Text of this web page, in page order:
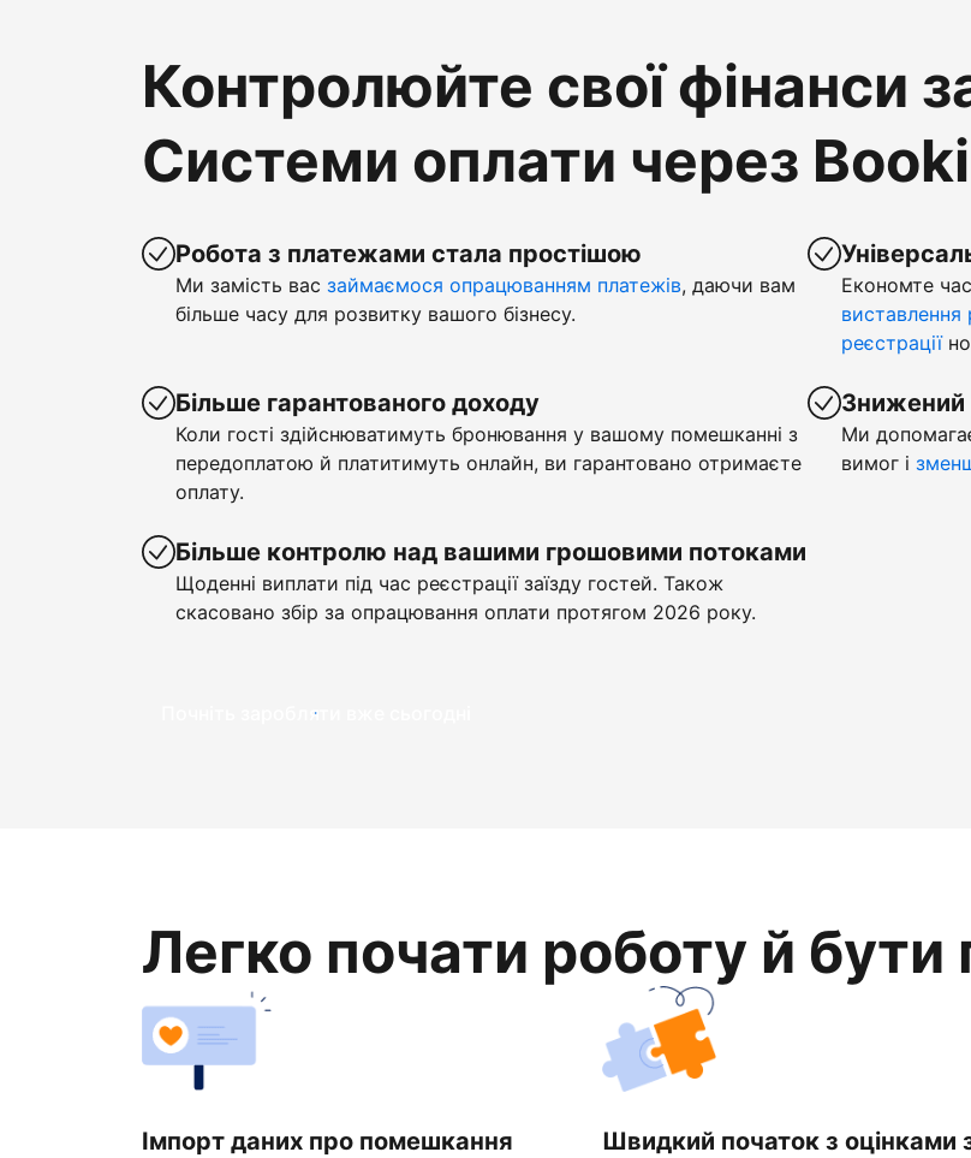
Контролюйте свої фінанси
Системи оплати через
Робота з платежами стала простішою
Ми замість вас займаємося опрацюванням платежів, даючи вам
більше часу для розвитку вашого бізнесу.
Більше гарантованого доходу
Коли гості здійснюватимуть бронювання у вашому помешканні з
передоплатою й платитимуть онлайн, ви гарантовано отримаєте
оплату.
Більше контролю над вашими грошовими потоками
Щоденні виплати під час реєстрації заїзду гостей. Також
скасовано збір за опрацювання оплати протягом 2026 року.
Економте
виставлення
реєстрації
Знижений
Ми
вимог і
Почніть заробляти вже сьогодні
Легко почати роботу й
Імпорт даних про помешкання
Швидкий початок з оцінками